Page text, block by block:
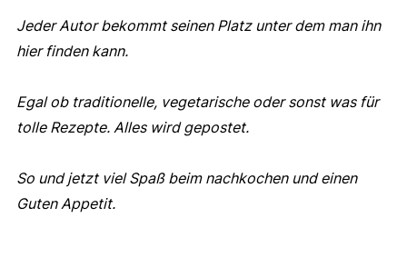
Jeder Autor bekommt seinen Platz unter dem man ihn
hier finden kann.
Egal ob traditionelle, vegetarische oder sonst was für
tolle Rezepte. Alles wird gepostet.
So und jetzt viel Spaß beim nachkochen und einen
Guten Appetit.